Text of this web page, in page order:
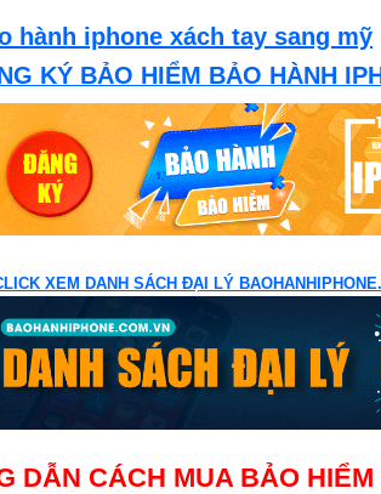
hành iphone xách tay sang mỹ
KÝ BẢO HIỂM BẢO HÀNH
XEM DANH SÁCH ĐẠI LÝ
DẪN CÁCH MUA BẢO